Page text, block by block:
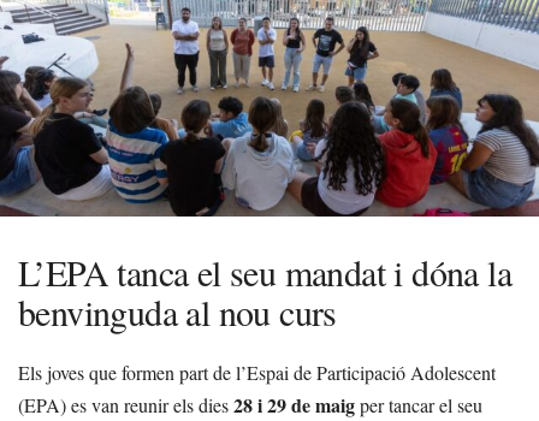
L’EPA tanca el seu mandat i dóna la
benvinguda al nou curs
Els joves que formen part de l’Espai de Participació Adolescent
(EPA) es van reunir els dies28 i 29 de maigper tancar el seu